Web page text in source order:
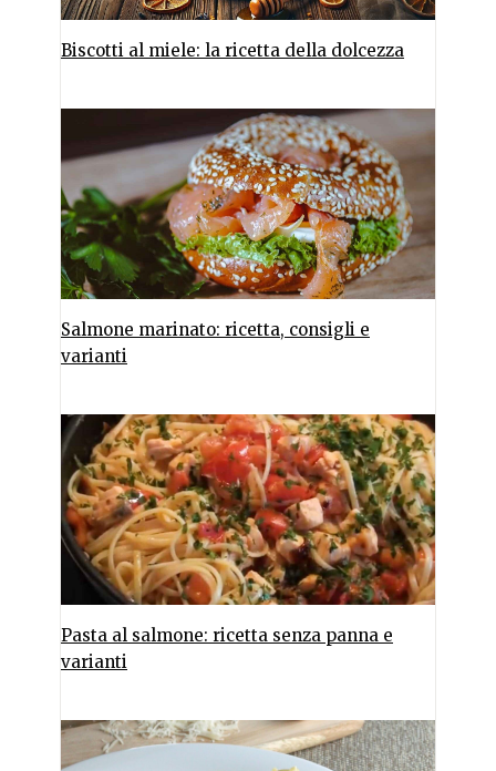
Biscotti al miele: la ricetta della dolcezza
Salmone marinato: ricetta, consigli e
varianti
Pasta al salmone: ricetta senza panna e
varianti